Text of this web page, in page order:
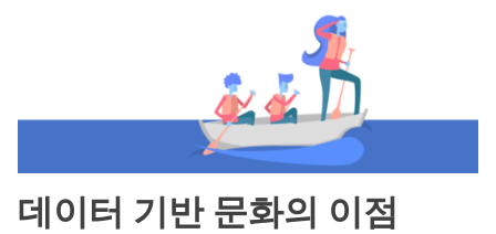
데이터 기반 문화의 이점